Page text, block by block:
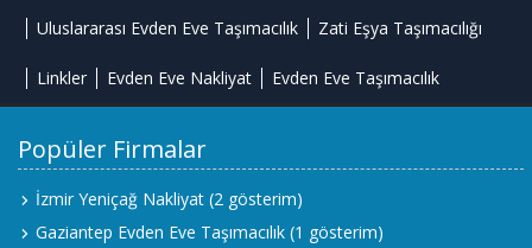
Uluslararası Evden Eve Taşımacılık Zati Eşya Taşımacılığı
Linkler Evden Eve Nakliyat Evden Eve Taşımacılık
Popüler Firmalar
İzmir Yeniçağ Nakliyat (2 gösterim)
Gaziantep Evden Eve Taşımacılık (1 gösterim)